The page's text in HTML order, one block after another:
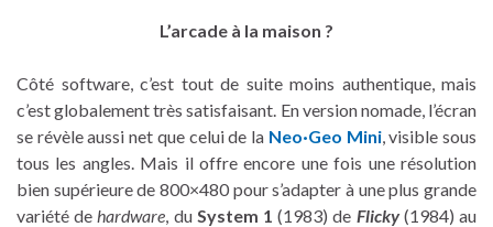
L’arcade à la maison ?
Côté software, c’est tout de suite moins authentique, mais
c’est globalement très satisfaisant. En version nomade, l’écran
se révèle aussi net que celui de la Neo·Geo Mini, visible sous
tous les angles. Mais il offre encore une fois une résolution
bien supérieure de 800×480 pour s’adapter à une plus grande
variété dehardware, du System 1 (1983) de Flicky(1984) au